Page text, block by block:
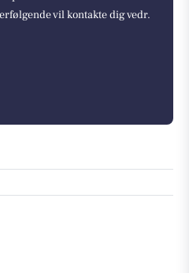
vil kontakte dig vedr.